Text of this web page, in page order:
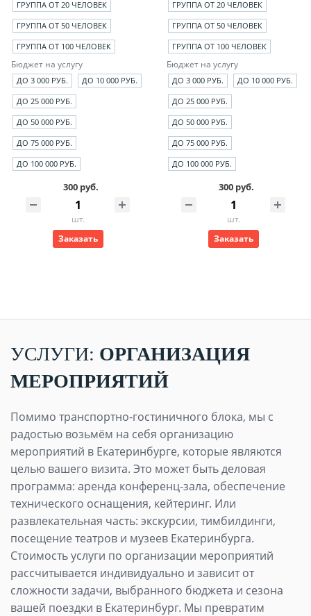
ГРУППА ОТ 20 ЧЕЛОВЕК
ГРУППА ОТ 50 ЧЕЛОВЕК
ГРУППА ОТ 100 ЧЕЛОВЕК
Бюджет на услугу
ДО 3 000 РУБ.
ДО 10 000 РУБ.
ДО 25 000 РУБ.
ДО 50 000 РУБ.
ДО 75 000 РУБ.
ДО 100 000 РУБ.
300 руб.
шт.
Заказать
ГРУППА ОТ 20 ЧЕЛОВЕК
ГРУППА ОТ 50 ЧЕЛОВЕК
ГРУППА ОТ 100 ЧЕЛОВЕК
Бюджет на услугу
ДО 3 000 РУБ.
ДО 10 000 РУБ.
ДО 25 000 РУБ.
ДО 50 000 РУБ.
ДО 75 000 РУБ.
ДО 100 000 РУБ.
300 руб.
шт.
Заказать
УСЛУГИ: ОРГАНИЗАЦИЯ
МЕРОПРИЯТИЙ
Помимо транспортно-гостиничного блока, мы с
радостью возьмём на себя организацию
мероприятий в Екатеринбурге, которые являются
целью вашего визита. Это может быть деловая
программа: аренда конференц-зала, обеспечение
технического оснащения, кейтеринг. Или
развлекательная часть: экскурсии, тимбилдинги,
посещение театров и музеев Екатеринбурга.
Стоимость услуги по организации мероприятий
рассчитывается индивидуально и зависит от
сложности задачи, выбранного бюджета и сезона
вашей поездки в Екатеринбург. Мы превратим